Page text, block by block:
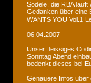
Sodele, die RBA
Gedanken über eine
WANTS YOU Vol.1
06.04.2007
Unser fleissiges
Sonntag Abend
bedenkt dieses bei
Genauere Infos über